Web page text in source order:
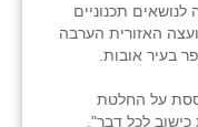
המשנה לנושאים תכנוניים
האזורית הערבה
בעיר אובות.
על החלטת
אובות כישוב לכל דבר".